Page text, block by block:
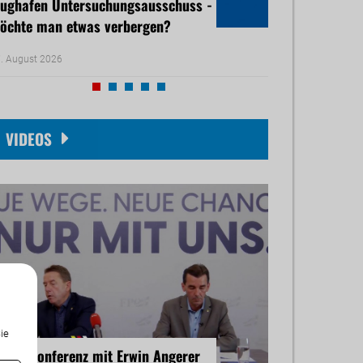
Untersuchungsausschuss -
man etwas verbergen?
August 2026
droht
VIDEOS
mit Erwin Angerer